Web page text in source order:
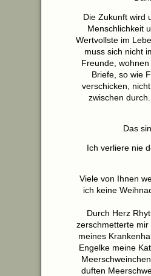
Die Zukunft wird
Menschlichkeit
Wertvollste im
muss sich nicht
Freunde,
Briefe, so wie
verschicken,
zwischen
Das
Ich verliere nie
Viele von Ihnen
ich keine
Durch Herz
zerschmetterte mir
meines
Engelke meine
duften